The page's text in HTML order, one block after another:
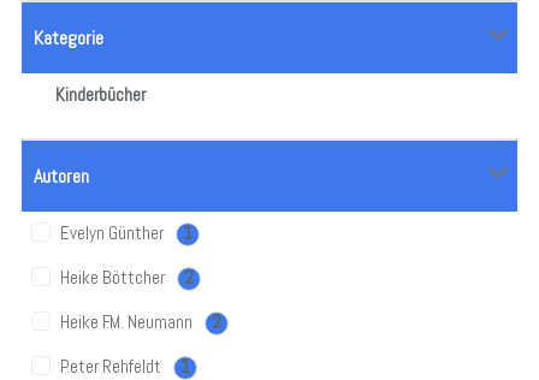
Kategorie
Kinderbücher
Autoren
Evelyn Günther 1
Heike Böttcher 2
Heike F.M. Neumann 2
Peter Rehfeldt 1